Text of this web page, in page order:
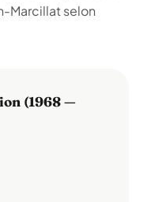
Marcillat selon
(1968 —